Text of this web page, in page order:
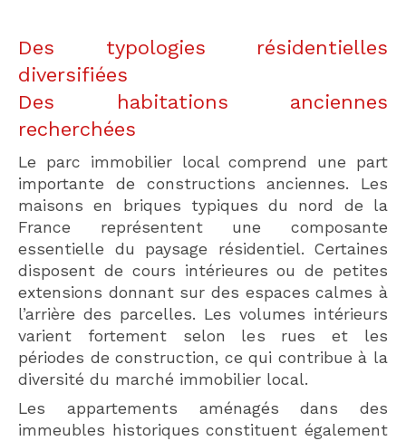
Des typologies résidentielles
diversifiées
Des habitations anciennes
recherchées
Le parc immobilier local comprend une part
importante de constructions anciennes. Les
maisons en briques typiques du nord de la
France représentent une composante
essentielle du paysage résidentiel. Certaines
disposent de cours intérieures ou de petites
extensions donnant sur des espaces calmes à
l’arrière des parcelles. Les volumes intérieurs
varient fortement selon les rues et les
périodes de construction, ce qui contribue à la
diversité du marché immobilier local.
Les appartements aménagés dans des
immeubles historiques constituent également